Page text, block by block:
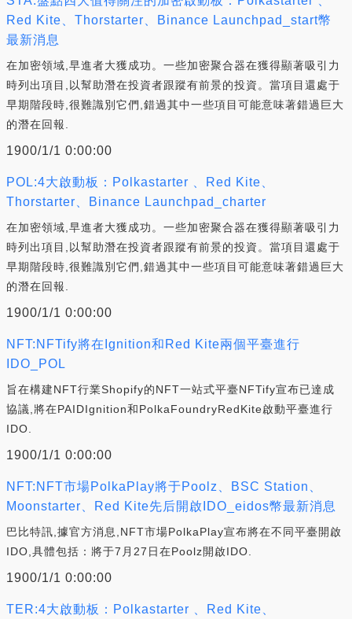
Red Kite、Thorstarter、Binance Launchpad_start幣
最新消息
在加密領域,早進者大獲成功。一些加密聚合器在獲得顯著吸引力
時列出項目,以幫助潛在投資者跟蹤有前景的投資。當項目還處于
早期階段時,很難識別它們,錯過其中一些項目可能意味著錯過巨大
的潛在回報.
1900/1/1 0:00:00
POL:4大啟動板：Polkastarter 、Red Kite、
Thorstarter、Binance Launchpad_charter
在加密領域,早進者大獲成功。一些加密聚合器在獲得顯著吸引力
時列出項目,以幫助潛在投資者跟蹤有前景的投資。當項目還處于
早期階段時,很難識別它們,錯過其中一些項目可能意味著錯過巨大
的潛在回報.
1900/1/1 0:00:00
NFT:NFTify將在Ignition和Red Kite兩個平臺進行
IDO_POL
旨在構建NFT行業Shopify的NFT一站式平臺NFTify宣布已達成
協議,將在PAIDIgnition和PolkaFoundryRedKite啟動平臺進行
IDO.
1900/1/1 0:00:00
NFT:NFT市場PolkaPlay將于Poolz、BSC Station、
Moonstarter、Red Kite先后開啟IDO_eidos幣最新消息
巴比特訊,據官方消息,NFT市場PolkaPlay宣布將在不同平臺開啟
IDO,具體包括：將于7月27日在Poolz開啟IDO.
1900/1/1 0:00:00
TER:4大啟動板：Polkastarter 、Red Kite、